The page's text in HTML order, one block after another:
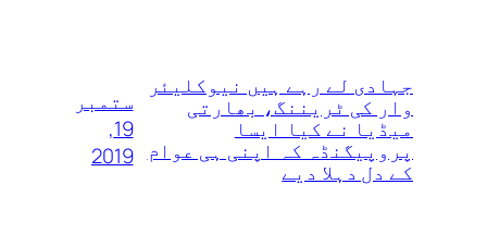
جہادی لے رہے ہیں نیوکلیئر
وار کی ٹریننگ، بھارتی
میڈیا نے کیا ایسا
پروپیگنڈہ کہ اپنی ہی عوام
کے دل دہلا دیے
ستمبر
19,
2019